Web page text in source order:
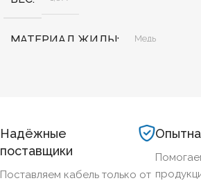
МАТЕРИАЛ ЖИЛЫ Медь
Надёжные
поставщики
Поставляем кабель только от